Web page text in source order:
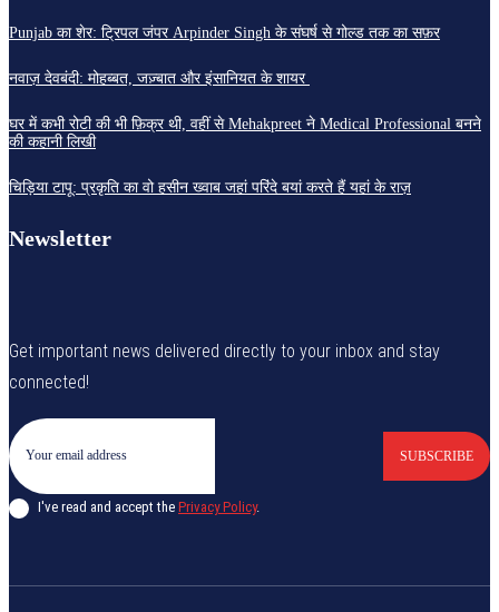
Punjab का शेर: ट्रिपल जंपर Arpinder Singh के संघर्ष से गोल्ड तक का सफ़र
नवाज़ देवबंदी: मोहब्बत, जज़्बात और इंसानियत के शायर
घर में कभी रोटी की भी फ़िक्र थी, वहीं से Mehakpreet ने Medical Professional बनने
की कहानी लिखी
चिड़िया टापू: प्रकृति का वो हसीन ख्वाब जहां परिंदे बयां करते हैं यहां के राज़
Newsletter
Get important news delivered directly to your inbox and stay
connected!
SUBSCRIBE
I've read and accept the Privacy Policy.